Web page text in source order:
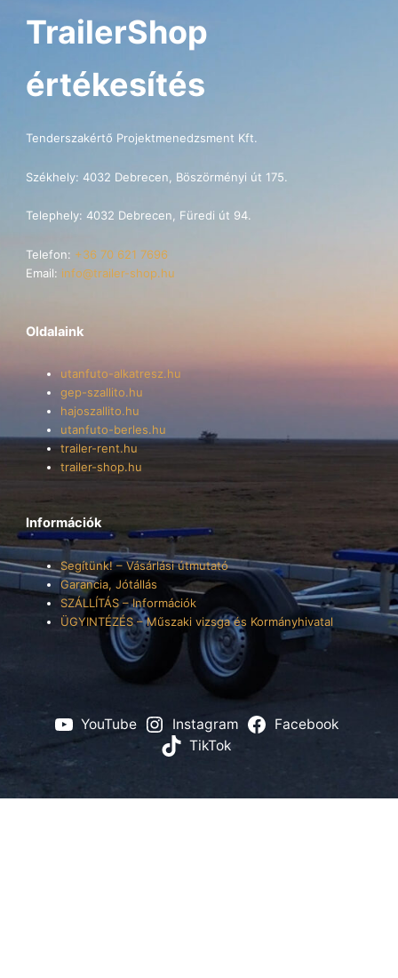
TrailerShop
értékesítés
Tenderszakértő Projektmenedzsment Kft.
Székhely: 4032 Debrecen, Böszörményi út 175.
Telephely: 4032 Debrecen, Füredi út 94.
Telefon: +36 70 621 7696
Email: info@trailer-shop.hu
Oldalaink
utanfuto-alkatresz.hu
gep-szallito.hu
hajoszallito.hu
utanfuto-berles.hu
trailer-rent.hu
trailer-shop.hu
Információk
Segítünk! – Vásárlási útmutató
Garancia, Jótállás
SZÁLLÍTÁS – Információk
ÜGYINTÉZÉS – Műszaki vizsga és Kormányhivatal
YouTube Instagram
Facebook
TikTok